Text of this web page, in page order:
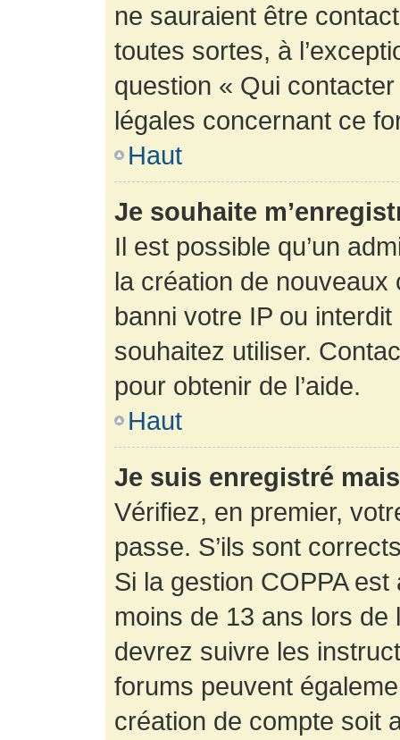
ne sauraient être
toutes sortes, à
question « Qui
légales concernant ce
Haut
Je souhaite
Il est possible qu’un
la création de
banni votre IP ou
souhaitez utiliser.
pour obtenir de l’aide.
Haut
Je suis enregistré
Vérifiez, en premier,
passe. S’ils sont
Si la gestion COPPA
moins de 13 ans lors de
devrez suivre les
forums peuvent
création de compte soit